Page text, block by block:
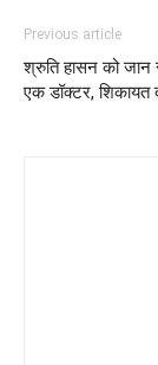
Previous article
श्रुति हासन को जान
एक डॉक्‍टर, शिकायत